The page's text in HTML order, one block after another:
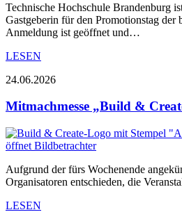
Technische Hochschule Brandenburg
Gastgeberin für den Promotionstag
Anmeldung ist geöffnet und…
LESEN
24.06.2026
Mitmachmesse „Build &
Aufgrund der fürs Wochenende
Organisatoren entschieden, die
LESEN